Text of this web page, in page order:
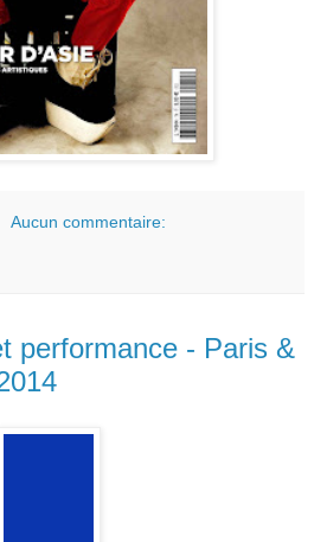
Aucun commentaire:
performance - Paris &